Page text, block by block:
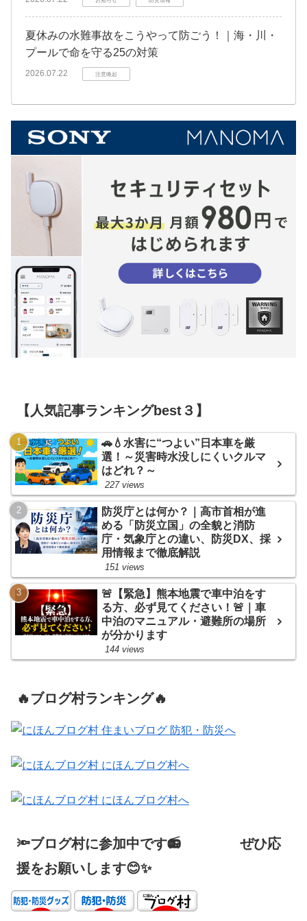
夏休みの水難事故をこうやって防ごう！｜海・川・
プールで命を守る25の対策
2026.07.22 注意喚起
【人気記事ランキングbest３】
🚗💧水害に“つよい”日本車を厳
選！～災害時水没しにくいクルマ
はどれ？～
227 views
防災庁とは何か？｜高市首相が進
める「防災立国」の全貌と消防
庁・気象庁との違い、防災DX、採
用情報まで徹底解説
151 views
🚨【緊急】熊本地震で車中泊をす
る方、必ず見てください！🚨｜車
中泊のマニュアル・避難所の場所
が分かります
144 views
🔥ブログ村ランキング🔥
🔦ブログ村に参加中です📻 ぜひ応
援をお願いします😊✨